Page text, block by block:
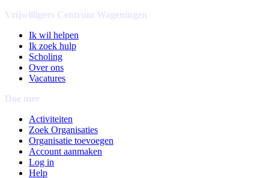
Vrijwilligers Centrum Wageningen
Ik wil helpen
Ik zoek hulp
Scholing
Over ons
Vacatures
Doe mee
Activiteiten
Zoek Organisaties
Organisatie toevoegen
Account aanmaken
Log in
Help